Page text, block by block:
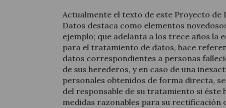
Actualmente el texto de este Proyecto de
Datos destaca como elementos
ejemplo; que adelanta a los trece años la
para el tratamiento de datos, hace
datos correspondientes a personas
de sus herederos, y en caso de una
personales obtenidos de forma directa,
del responsable de su tratamiento si éste
medidas razonables para su rectificación